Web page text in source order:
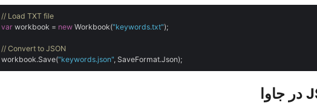
// Load TXT file
var workbook = new Workbook("keywords.txt");
// Convert to JSON
workbook.Save("keywords.json"